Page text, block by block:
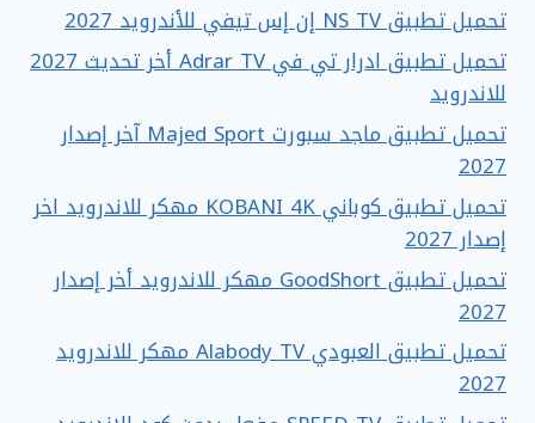
تحميل تطبيق NS TV إن إس تيفي للأندرويد 2027
تحميل تطبيق ادرار تي في Adrar TV أخر تحديث 2027
للاندرويد
تحميل تطبيق ماجد سبورت Majed Sport آخر إصدار
2027
تحميل تطبيق كوباني KOBANI 4K مهكر للاندرويد اخر
إصدار 2027
تحميل تطبيق GoodShort مهكر للاندرويد أخر إصدار
2027
تحميل تطبيق العبودي Alabody TV مهكر للاندرويد
2027